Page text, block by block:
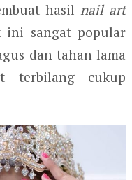
hasilnail art
ini sangat popular
dan tahan lama
terbilang cukup